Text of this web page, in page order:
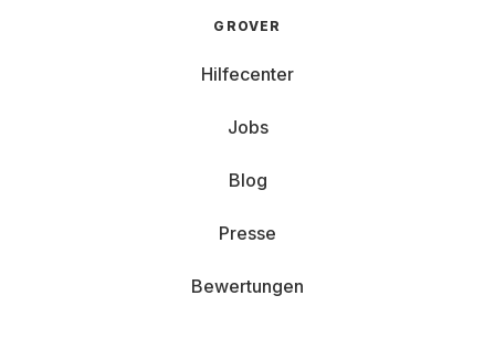
GROVER
Hilfecenter
Jobs
Blog
Presse
Bewertungen